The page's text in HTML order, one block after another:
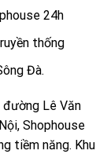
24h
thống
Đà.
đường Lê Văn
Shophouse
tiềm năng. Khu